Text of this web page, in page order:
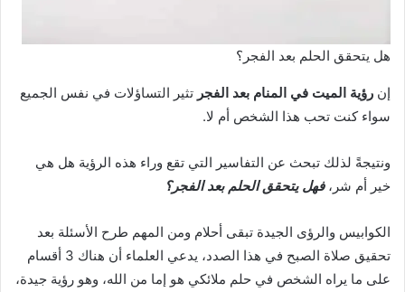
هل يتحقق الحلم بعد الفجر؟
إن رؤية الميت في المنام بعد الفجر تثير التساؤلات في نفس الجميع
سواء كنت تحب هذا الشخص أم لا.
ونتيجةً لذلك تبحث عن التفاسير التي تقع وراء هذه الرؤية هل هي
خير أم شر،فهل يتحقق الحلم بعد الفجر؟
الكوابيس والرؤى الجيدة تبقى أحلام ومن المهم طرح الأسئلة بعد
تحقيق صلاة الصبح في هذا الصدد، يدعي العلماء أن هناك 3 أقسام
على ما يراه الشخص في حلم ملائكي هو إما من الله، وهو رؤية جيدة،